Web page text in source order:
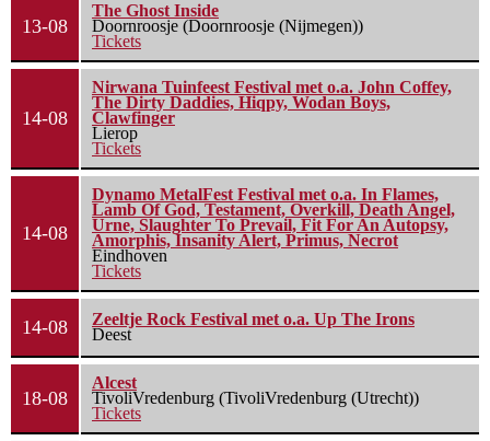
13-08
The Ghost Inside
Doornroosje (Doornroosje (Nijmegen))
Tickets
14-08
Nirwana Tuinfeest Festival met o.a. John Coffey,
The Dirty Daddies, Hiqpy, Wodan Boys,
Clawfinger
Lierop
Tickets
14-08
Dynamo MetalFest Festival met o.a. In Flames,
Lamb Of God, Testament, Overkill, Death Angel,
Urne, Slaughter To Prevail, Fit For An Autopsy,
Amorphis, Insanity Alert, Primus, Necrot
Eindhoven
Tickets
14-08
Zeeltje Rock Festival met o.a. Up The Irons
Deest
18-08
Alcest
TivoliVredenburg (TivoliVredenburg (Utrecht))
Tickets